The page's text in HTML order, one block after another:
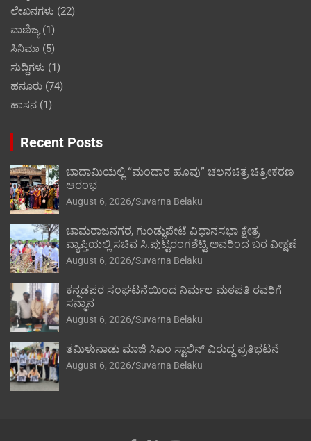
ಲೇಖನಗಳು (22)
ವಾಣಿಜ್ಯ(1)
ಸಿನಿಮಾ (5)
ಸುದ್ದಿಗಳು (1)
ಹನೂರು (74)
ಹಾಸನ (1)
Recent Posts
ಬಾದಾಮಿಯಲ್ಲಿ “ಮಂದಾರ ಹೂವು” ಚಲನಚಿತ್ರ ಚಿತ್ರೀಕರಣ
ಆರಂಭ
August 6, 2026 Suvarna Belaku
ಚಾಮರಾಜನಗರ, ಗುಂಡ್ಲುಪೇಟೆ ವಿಧಾನಸಭಾ ಕ್ಷೇತ್ರ
ವ್ಯಾಪ್ತಿಯಲ್ಲಿ ಸಚಿವ ಸಿ.ಪುಟ್ಟರಂಗಶೆಟ್ಟಿ ಅವರಿಂದ ಬರ ವೀಕ್ಷಣೆ
August 6, 2026 Suvarna Belaku
ಕನ್ನಡಪರ ಸಂಘಟನೆಯಿಂದ ನಿರ್ಮಲ ಮಠಪತಿ ರವರಿಗೆ
ಸನ್ಮಾನ
August 6, 2026 Suvarna Belaku
ತಮಿಳುನಾಡು ಮಾಜಿ ಸಿಎಂ ಸ್ಟಾಲಿನ್ ವಿರುದ್ದ ಪ್ರತಿಭಟನೆ
August 6, 2026 Suvarna Belaku